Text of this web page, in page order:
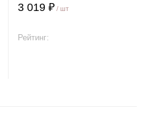
3 019 ₽ / шт
Рейтинг: